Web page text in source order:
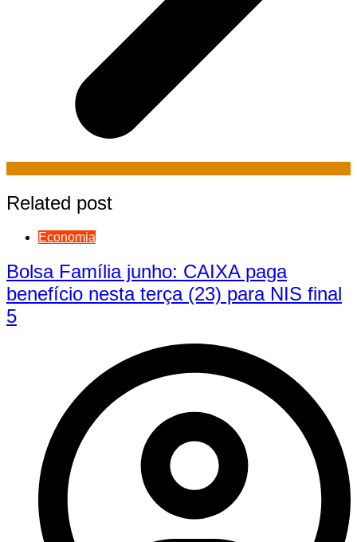
Related post
Economia
Bolsa Família junho: CAIXA paga
benefício nesta terça (23) para NIS final
5